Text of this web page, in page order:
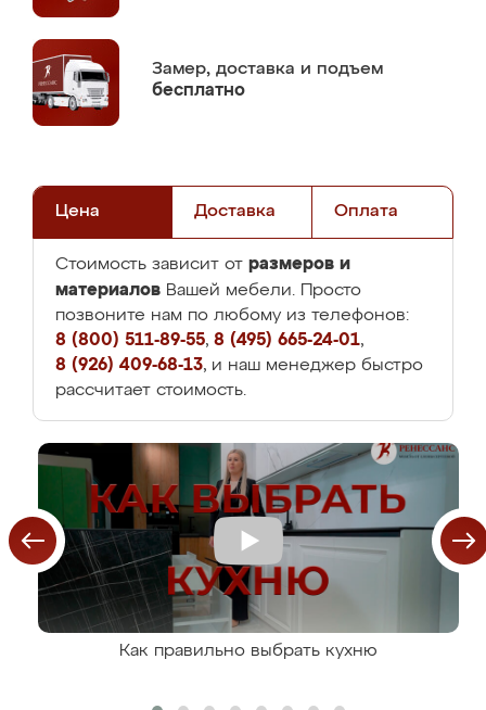
Замер, доставка и подъем
бесплатно
Цена Доставка Оплата
Стоимость зависит от размеров и
материалов Вашей мебели. Просто
позвоните нам по любому из телефонов:
8 (800) 511-89-55, 8 (495) 665-24-01,
8 (926) 409-68-13, и наш менеджер быстро
рассчитает стоимость.
Как правильно выбрать кухню